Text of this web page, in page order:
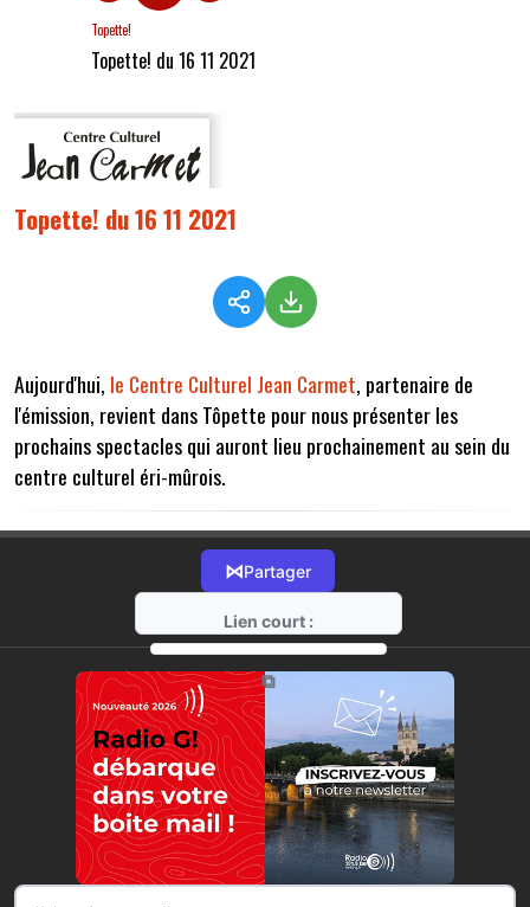
Topette!
Topette! du 16 11 2021
Topette! du 16 11 2021
Aujourd'hui, le Centre Culturel Jean Carmet, partenaire de
l'émission, revient dans Tôpette pour nous présenter les
prochains spectacles qui auront lieu prochainement au sein du
centre culturel éri-mûrois.
⋈Partager
Lien court :
https://radio-g.fr?6944
⧉